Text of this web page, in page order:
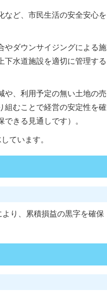
など、市民生活の安全安心を
やダウンサイジングによる施
下水道施設を適切に管理する
や、利用予定の無い土地の売
組むことで経営の安定性を確
きる見通しです）。
ています。
り、累積損益の黒字を確保